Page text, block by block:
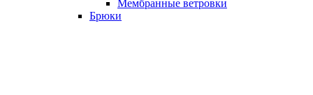
Мембранные ветровки
Брюки